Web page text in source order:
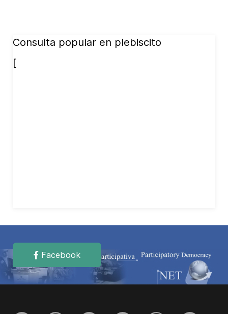
Consulta popular en plebiscito
[
Facebook